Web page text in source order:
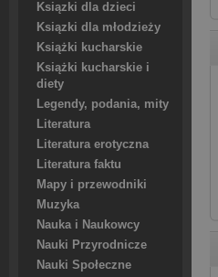
Ksiązki dla dzieci
Ksiązki dla młodzieży
Książki kucharskie
Książki kucharskie i
diety
Legendy, podania, mity
Literatura
Literatura erotyczna
Literatura faktu
Mapy i przewodniki
Muzyka
Nauka i Naukowcy
Nauki Przyrodnicze
Nauki Społeczne